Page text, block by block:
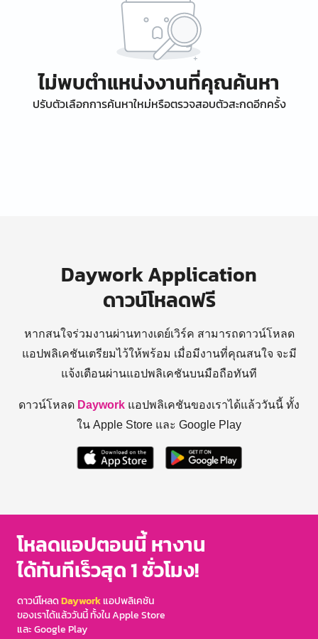
ไม่พบตำแหน่งงานที่คุณค้นหา
ปรับตัวเลือกการค้นหาใหม่หรือตรวจสอบตัวสะกดอีกครั้ง
Daywork Application
ดาวน์โหลดฟรี
หากสนใจร่วมงานผ่านทางเดย์เวิร์ค สามารถดาวน์โหลด
แอปพลิเคชันเตรียมไว้ให้พร้อม เมื่อมีงานที่คุณสนใจ จะมี
แจ้งเตือนผ่านแอปพลิเคชันบนมือถือทันที
ดาวน์โหลด Daywork แอปพลิเคชันของเราได้แล้ววันนี้ ทั้ง
ใน Apple Store และ Google Play
โหลดแอปตอนนี้ หางาน
ได้ทันทีเร็วสุด 1 ชั่วโมง!
ดาวน์โหลดDayworkแอปพลิเคชัน
ของเราได้แล้ววันนี้ ทั้งใน Apple Store
และ Google Play